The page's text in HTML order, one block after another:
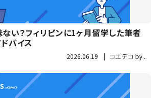
い？フィリピンに1ヶ月留学した筆者
バイス
2026.06.19 コエテコ by...